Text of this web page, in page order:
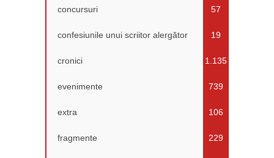
concursuri 57
confesiunile unui scriitor alergător 19
cronici 1.135
evenimente 739
extra 106
fragmente 229